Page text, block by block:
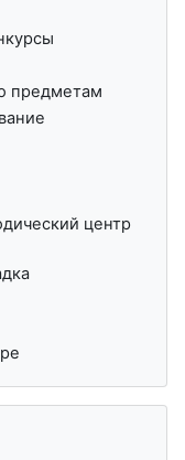
предметам
центр